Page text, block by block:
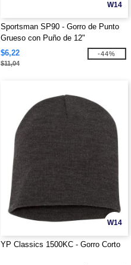
W14
Sportsman SP90 - Gorro de Punto
Grueso con Puño de 12"
$6,22
$11,04
-44%
W14
YP Classics 1500KC - Gorro Corto